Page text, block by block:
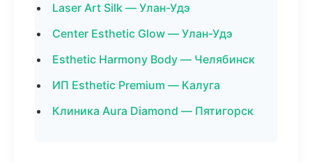
Laser Art Silk — Улан-Удэ
Center Esthetic Glow — Улан-Удэ
Esthetic Harmony Body — Челябинск
ИП Esthetic Premium — Калуга
Клиника Aura Diamond — Пятигорск